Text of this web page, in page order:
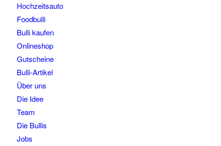
Hochzeitsauto
Foodbulli
Bulli kaufen
Onlineshop
Gutscheine
Bulli-Artikel
Über uns
Die Idee
Team
Die Bullis
Jobs